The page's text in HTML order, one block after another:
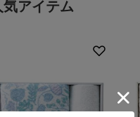
気アイテム